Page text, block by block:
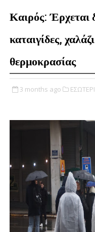
Καιρός: Έρχεται
καταιγίδες,
θερμοκρασίας
3 months ago